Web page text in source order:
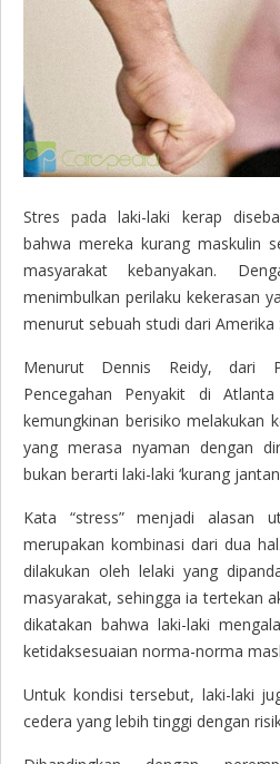
Stres pada laki-laki kerap
bahwa mereka kurang maskulin
masyarakat kebanyakan.
menimbulkan perilaku kekerasan
menurut sebuah studi dari Amerika
Menurut Dennis Reidy, dari
Pencegahan Penyakit di
kemungkinan berisiko melakukan
yang merasa nyaman dengan
bukan berarti laki-laki ‘kurang
Kata “stress” menjadi alasan
merupakan kombinasi dari dua
dilakukan oleh lelaki yang
masyarakat, sehingga ia tertekan
dikatakan bahwa laki-laki
ketidaksesuaian norma-norma
Untuk kondisi tersebut, laki-laki
cedera yang lebih tinggi dengan